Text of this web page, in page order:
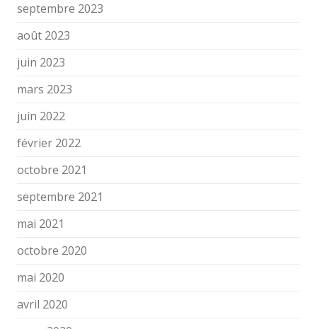
septembre 2023
août 2023
juin 2023
mars 2023
juin 2022
février 2022
octobre 2021
septembre 2021
mai 2021
octobre 2020
mai 2020
avril 2020